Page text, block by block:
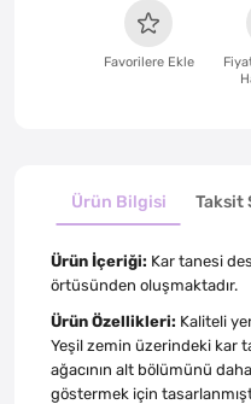
Favorilere Ekle
Ürün Bilgisi Taksit
Ürün İçeriği: Kar tanesi
örtüsünden oluşmaktadır.
Ürün Özellikleri: Kaliteli
Yeşil zemin üzerindeki kar
ağacının alt bölümünü
göstermek için